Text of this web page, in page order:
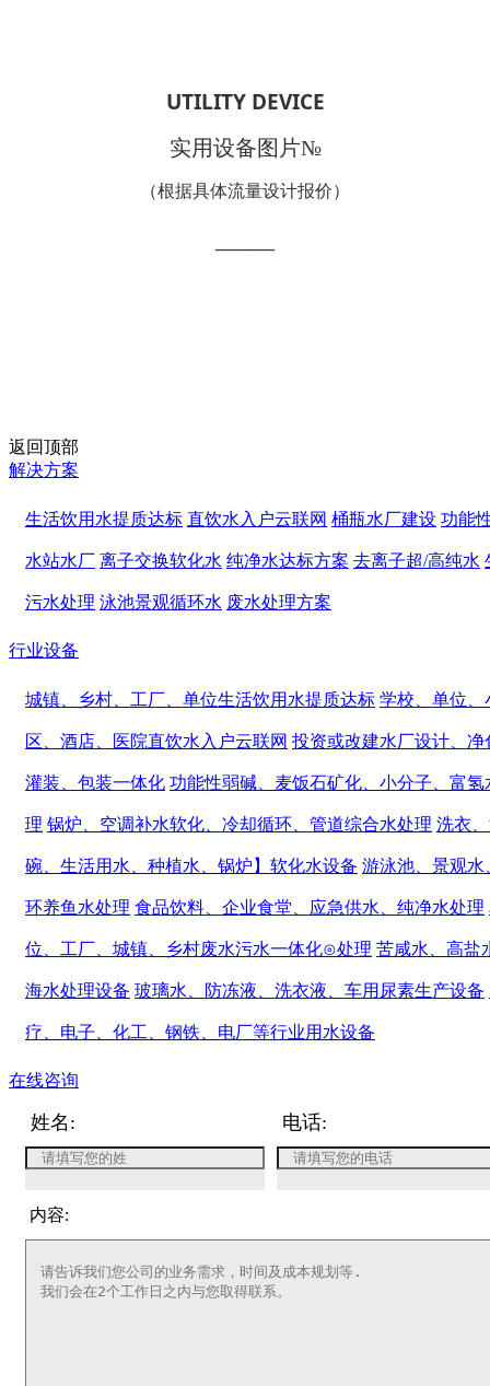
UTILITY DEVICE
实用设备图片№
（根据具体流量设计报价）
返回顶部
解决方案
生活饮用水提质达标 直饮水入户云联网 桶瓶水厂建设 功能
水站水厂 离子交换软化水 纯净水达标方案 去离子超/高纯水
污水处理 泳池景观循环水 废水处理方案
行业设备
城镇、乡村、工厂、单位生活饮用水提质达标 学校、单位、
区、酒店、医院直饮水入户云联网 投资或改建水厂设计、净
灌装、包装一体化 功能性弱碱、麦饭石矿化、小分子、富氢
理 锅炉、空调补水软化、冷却循环、管道综合水处理 洗衣
碗、生活用水、种植水、锅炉】软化水设备 游泳池、景观水
环养鱼水处理 食品饮料、企业食堂、应急供水、纯净水处理
位、工厂、城镇、乡村废水污水一体化⊙处理 苦咸水、高盐
海水处理设备 玻璃水、防冻液、洗衣液、车用尿素生产设备
疗、电子、化工、钢铁、电厂等行业用水设备
在线咨询
姓名: 电话:
内容: